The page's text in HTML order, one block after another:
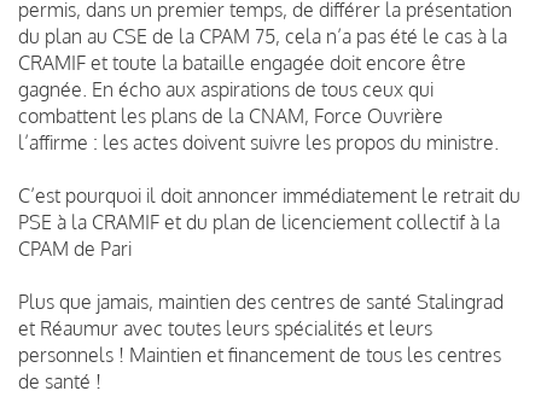
permis, dans un premier temps, de différer la présentation
du plan au CSE de la CPAM 75, cela n’a pas été le cas à la
CRAMIF et toute la bataille engagée doit encore être
gagnée. En écho aux aspirations de tous ceux qui
combattent les plans de la CNAM, Force Ouvrière
l’affirme : les actes doivent suivre les propos du ministre.
C’est pourquoi il doit annoncer immédiatement le retrait du
PSE à la CRAMIF et du plan de licenciement collectif à la
CPAM de Pari
Plus que jamais, maintien des centres de santé Stalingrad
et Réaumur avec toutes leurs spécialités et leurs
personnels ! Maintien et financement de tous les centres
de santé !